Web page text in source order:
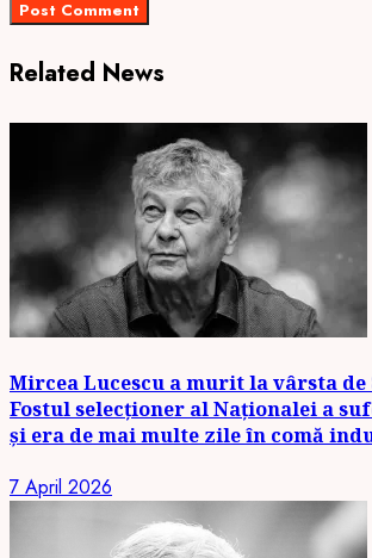
Related News
Mircea Lucescu a murit la vârsta de
Fostul selecționer al Naționalei a
și era de mai multe zile în comă
7 April 2026